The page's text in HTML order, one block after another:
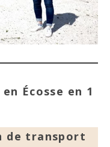
Écosse en 1
de transport